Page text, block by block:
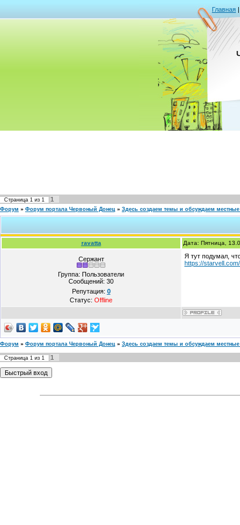
Главная |
Страница 1 из 1 1
Форум » Форум портала Червоный Донец » Здесь создаем темы и обсуждаем
ravatta Дата: Пятница,
Сержант
Группа: Пользователи
Сообщений: 30
Репутация: 0
Статус: Offline
Я тут подумал,
https://
Форум » Форум портала Червоный Донец » Здесь создаем темы и обсуждаем
Страница 1 из 1
1